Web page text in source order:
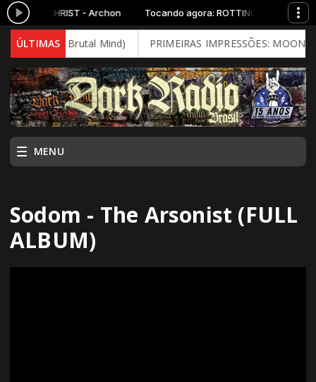
CHRIST - Archon Tocando agora: ROTTING CHRIST -
ÚLTIMAS
(2026 - Brutal Mind) PRIMEIRAS IMPRESSÕES:
MENU
Sodom - The Arsonist (FULL
ALBUM)